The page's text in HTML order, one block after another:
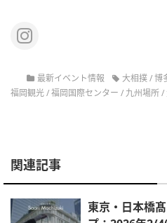
最新イベント情報 大相撲/博
福岡観光/福岡国際センター / 九州場所/
関連記事
東京・日本橋